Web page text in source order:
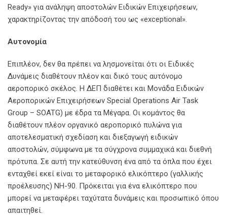
Ready» για ανάληψη αποστολών Ειδικών Επιχειρήσεων,
χαρακτηρίζοντας την απόδοσή του ως «exceptional».
Αυτονομία
Επιπλέον, δεν θα πρέπει να λησμονείται ότι οι Ειδικές
Δυνάμεις διαθέτουν πλέον και δικό τους αυτόνομο
αεροπορικό σκέλος. Η ΔΕΠ διαθέτει και Μονάδα Ειδικών
Αεροπορικών Επιχειρήσεων Special Operations Air Task
Group – SOATG) με έδρα τα Μέγαρα. Οι κομάντος θα
διαθέτουν πλέον οργανικό αεροπορικό πυλώνα για
αποτελεσματική σχεδίαση και διεξαγωγή ειδικών
αποστολών, σύμφωνα με τα σύγχρονα συμμαχικά και διεθνή
πρότυπα. Σε αυτή την κατεύθυνση ένα από τα όπλα που έχει
ενταχθεί εκεί είναι το μεταφορικό ελικόπτερο (γαλλικής
προέλευσης) ΝΗ-90. Πρόκειται για ένα ελικόπτερο που
μπορεί να μεταφέρει ταχύτατα δυνάμεις και προσωπικό όπου
απαιτηθεί.